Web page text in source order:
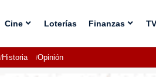
Cine Loterías Finanzas TV
Historia Opinión